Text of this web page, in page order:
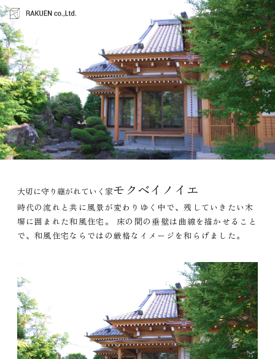
Menu
大切に守り継がれていく家モクベイノイエ
時代の流れと共に風景が変わりゆく中で、残していきたい木
塀に囲まれた和風住宅。 床の間の垂壁は曲線を描かせること
で、和風住宅ならではの厳格なイメージを和らげました。